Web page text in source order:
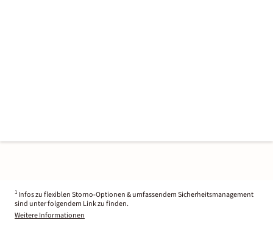
1 Infos zu flexiblen Storno-Optionen & umfassendem Sicherheitsmanagement
sind unter folgendem Link zu finden.
Weitere Informationen